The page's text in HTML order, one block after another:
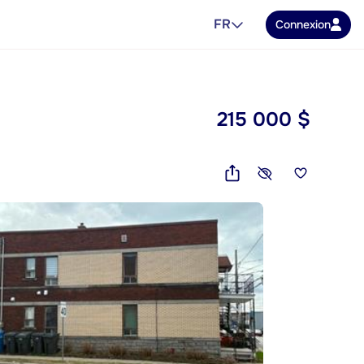
FR Connexion
215 000 $